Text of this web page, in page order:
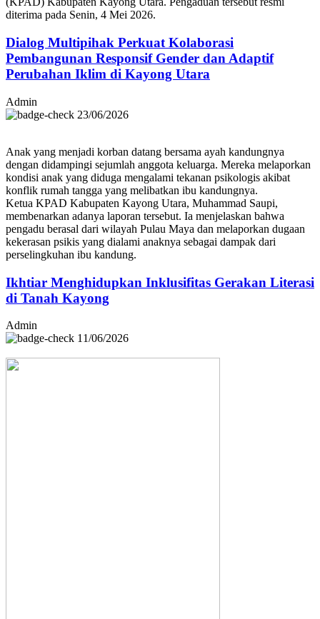
diterima pada Senin, 4 Mei 2026.
Dialog Multipihak Perkuat Kolaborasi
Pembangunan Responsif Gender dan Adaptif
Perubahan Iklim di Kayong Utara
Admin
23/06/2026
Anak yang menjadi korban datang bersama ayah kandungnya
dengan didampingi sejumlah anggota keluarga. Mereka melaporkan
kondisi anak yang diduga mengalami tekanan psikologis akibat
konflik rumah tangga yang melibatkan ibu kandungnya.
Ketua KPAD Kabupaten Kayong Utara, Muhammad Saupi,
membenarkan adanya laporan tersebut. Ia menjelaskan bahwa
pengadu berasal dari wilayah Pulau Maya dan melaporkan dugaan
kekerasan psikis yang dialami anaknya sebagai dampak dari
perselingkuhan ibu kandung.
Ikhtiar Menghidupkan Inklusifitas Gerakan Literasi
di Tanah Kayong
Admin
11/06/2026